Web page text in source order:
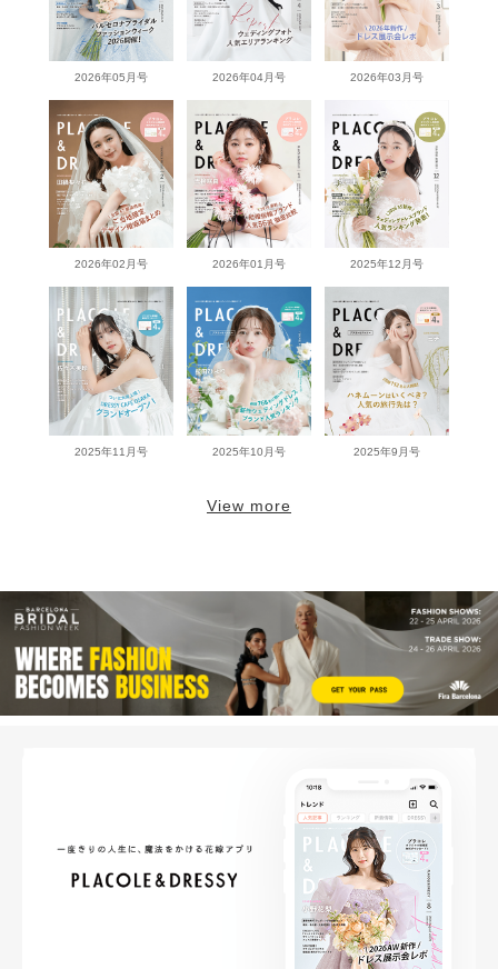
2026年05月号 2026年04月号 2026年03月号
2026年02月号 2026年01月号 2025年12月号
2025年11月号 2025年10月号 2025年9月号
View more